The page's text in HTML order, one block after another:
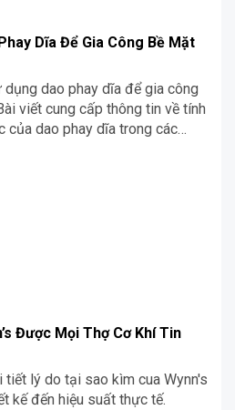
Dĩa Để Gia Công Bề Mặt
dao phay dĩa để gia công
viết cung cấp thông tin về tính
của dao phay dĩa trong các
Được Mọi Thợ Cơ Khí Tin
tiết lý do tại sao kìm cua Wynn's
kế đến hiệu suất thực tế.